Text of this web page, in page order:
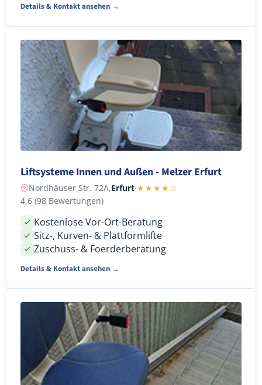
Details & Kontakt ansehen →
Liftsysteme Innen und Außen - Melzer Erfurt
Nordhäuser Str. 72A,Erfurt·★★★★☆
4,6 (98 Bewertungen)
Kostenlose Vor-Ort-Beratung
Sitz-, Kurven- & Plattformlifte
Zuschuss- & Foerderberatung
Details & Kontakt ansehen →